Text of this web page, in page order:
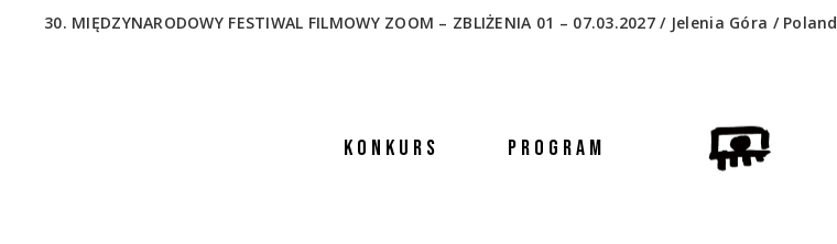
30. MIĘDZYNARODOWY FESTIWAL FILMOWY ZOOM – ZBLIŻENIA 01 – 07.03.2027 / Jelenia Góra / Poland
KONKURS PROGRAM